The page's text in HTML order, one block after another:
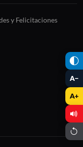
A−
A+
y Felicitaciones